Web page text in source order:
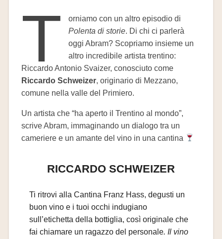
T
orniamo con un altro episodio di
Polenta di storie. Di chi ci parlerà
oggi Abram? Scopriamo insieme un
altro incredibile artista trentino:
Riccardo Antonio Svaizer, conosciuto come
Riccardo Schweizer, originario di Mezzano,
comune nella valle del Primiero.
Un artista che “ha aperto il Trentino al mondo”,
scrive Abram, immaginando un dialogo tra un
cameriere e un amante del vino in una cantina
RICCARDO SCHWEIZER
Ti ritrovi alla Cantina Franz Hass, degusti un
buon vino e i tuoi occhi indugiano
sull’etichetta della bottiglia, così originale che
fai chiamare un ragazzo del personale. Il vino